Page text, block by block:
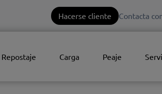
Hacerse cliente Contacta
Repostaje Carga Peaje